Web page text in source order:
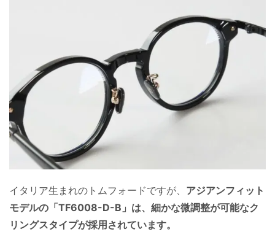
イタリア生まれのトムフォードですが、 アジアンフィット
モデルの「TF6008-D-B」は、細かな微調整が可能なク
リングスタイプが採用されています。